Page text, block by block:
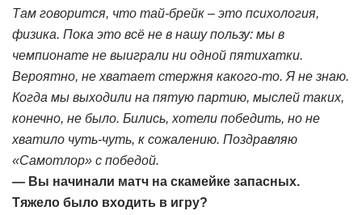
Там говорится, что тай-брейк – это психология,
физика. Пока это всё не в нашу пользу: мы в
чемпионате не выиграли ни одной пятихатки.
Вероятно, не хватает стержня какого-то. Я не знаю.
Когда мы выходили на пятую партию, мыслей таких,
конечно, не было. Бились, хотели победить, но не
хватило чуть-чуть, к сожалению. Поздравляю
«Самотлор» с победой.
— Вы начинали матч на скамейке запасных.
Тяжело было входить в игру?